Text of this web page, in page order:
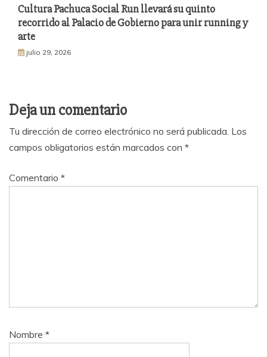
Cultura Pachuca Social Run llevará su quinto
recorrido al Palacio de Gobierno para unir running y
arte
julio 29, 2026
Deja un comentario
Tu dirección de correo electrónico no será publicada. Los
campos obligatorios están marcados con *
Comentario *
Nombre *